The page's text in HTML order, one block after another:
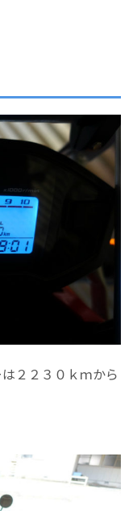
２２３０ｋｍから